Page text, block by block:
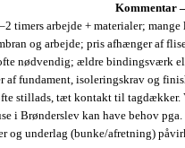
Kommentar
timers arbejde + materialer; mange
og arbejde; pris afhænger af
nødvendig; ældre bindingsværk
af fundament, isoleringskrav og
stillads, tæt kontakt til
i Brønderslev kan have behov
og underlag (bunke/afretning)